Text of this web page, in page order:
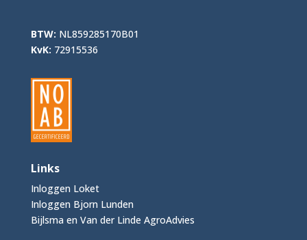
BTW: NL859285170B01
KvK: 72915536
Links
Inloggen Loket
Inloggen Bjorn Lunden
Bijlsma en Van der Linde AgroAdvies